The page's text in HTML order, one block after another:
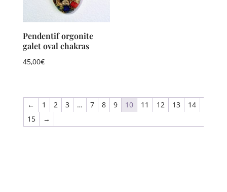
Pendentif orgonite
galet oval chakras
45,00€
← 1 2 3 … 7 8 9 10 11 12 13
14
15
→